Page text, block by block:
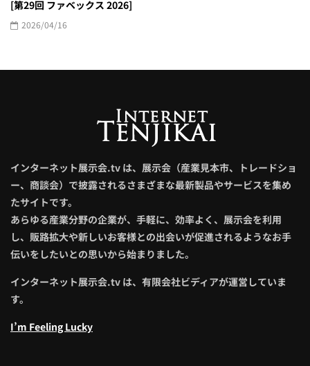
[第29回 ファベックス 2026]
2026/04/16
インターネット展示会.tv は、展示会（産業見本市、トレードショ
ー、商談会）で披露されるさまざまな最新製品やサービスを集め
たサイトです。
あらゆる産業分野の企業が、手軽に、効率よく、展示会を利用
し、販路拡大や新しいお客様との出会いが促進されるようなお手
伝いをしたいとの思いから始まりました。
インターネット展示会.tv は、有限会社ビディアが運営していま
す。
I’m Feeling Lucky